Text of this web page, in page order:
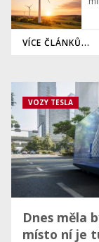
VÍCE ČLÁNKŮ...
Dnes měla
místo ní je
VOZY TESLA